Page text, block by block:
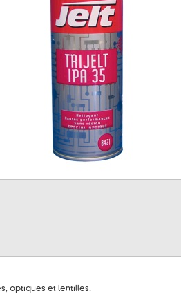
optiques et lentilles.